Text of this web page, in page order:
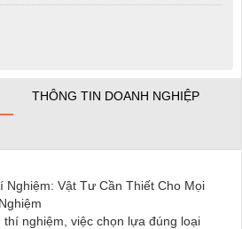
THÔNG TIN DOANH NGHIỆP
Nghiệm: Vật Tư Cần Thiết Cho Mọi
nghiệm, việc chọn lựa đúng loại